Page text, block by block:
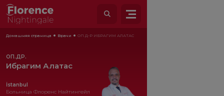
Домашняя страница Врачи ОП.Д-Р ИБРАГИМ АЛАТАС
ОП.ДР.
Ибрагим Алатас
İstanbul
Больница Флоренс Найтингейл